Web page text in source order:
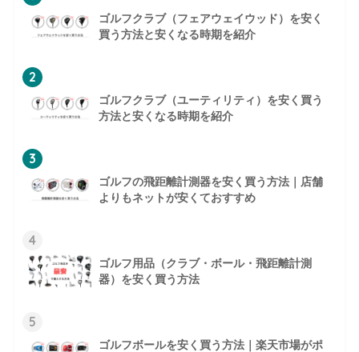
ゴルフクラブ（フェアウェイウッド）を安く
買う方法と安くなる時期を紹介
2
ゴルフクラブ（ユーティリティ）を安く買う
方法と安くなる時期を紹介
3
ゴルフの飛距離計測器を安く買う方法｜店舗
よりもネットが安くておすすめ
4
ゴルフ用品（クラブ・ボール・飛距離計測
器）を安く買う方法
5
ゴルフボールを安く買う方法｜楽天市場がポ